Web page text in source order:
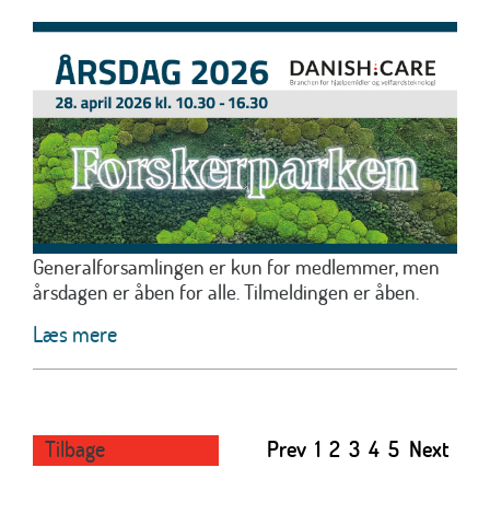
Generalforsamlingen er kun for medlemmer, men
årsdagen er åben for alle. Tilmeldingen er åben.
Læs mere
Tilbage Prev 1 2 3 4 5 Next